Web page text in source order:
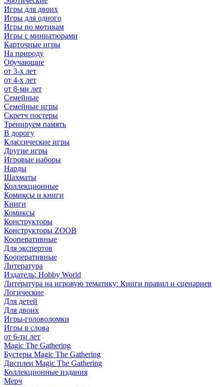
Игры для двоих
Игры для одного
Игры по мотивам
Игры с миниатюрами
Карточные игры
На природу
Обучающие
от 3-х лет
от 4-х лет
от 8-ми лет
Семейные
Семейные игры
Скретч постеры
Тренируем память
В дорогу
Классические игры
Другие игры
Игровые наборы
Нарды
Шахматы
Коллекционные
Комиксы и книги
Книги
Комиксы
Конструкторы
Конструкторы ZOOB
Кооперативные
Для экспертов
Кооперативные
Литература
Издатель: Hobby World
Литература на игровую тематику: Книги правил и сценариев
Логические
Для детей
Для двоих
Игры-головоломки
Игры в слова
от 6-ти лет
Magic The Gathering
Бустеры Magic The Gathering
Дисплеи Magic The Gathering
Коллекционные издания
Мерч